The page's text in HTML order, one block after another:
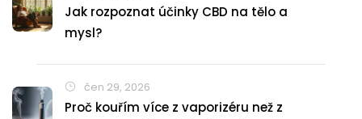
Jak rozpoznat účinky CBD na tělo a
mysl?
čen 29, 2026
Proč kouřím více z vaporizéru než z